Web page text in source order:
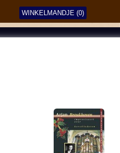
WINKELMANDJE (0)